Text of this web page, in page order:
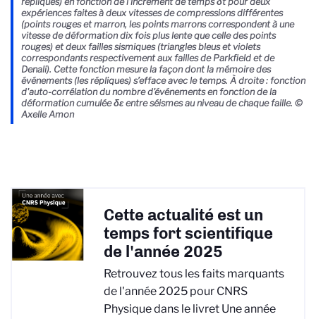
expériences faites à deux vitesses de compressions différentes
(points rouges et marron, les points marrons correspondent à une
vitesse de déformation dix fois plus lente que celle des points
rouges) et deux failles sismiques (triangles bleus et violets
correspondants respectivement aux failles de Parkfield et de
Denali). Cette fonction mesure la façon dont la mémoire des
événements (les répliques) s’efface avec le temps. À droite : fonction
d'auto-corrélation du nombre d'événements en fonction de la
déformation cumulée δε entre séismes au niveau de chaque faille. ©
Axelle Amon
Cette actualité est un
temps fort scientifique
de l'année 2025
Retrouvez tous les faits marquants
de l'année 2025 pour CNRS
Physique dans le livret Une année